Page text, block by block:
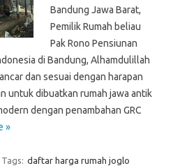
Bandung Jawa Barat,
Pemilik Rumah beliau
Pak Rono Pensiunan
di Bandung, Alhamdulillah
dan sesuai dengan harapan
untuk dibuatkan rumah jawa antik
dengan penambahan GRC
»
Tags: daftar harga rumah joglo